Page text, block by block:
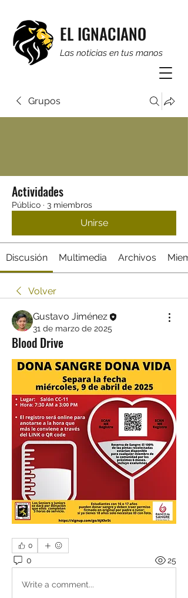
EL IGNACIANO
Las noticias en tus manos
Grupos
Actividades
Público · 3 miembros
Unirse
Discusión Multimedia Archivos
Volver
Gustavo Jiménez
31 de marzo de 2025
Blood Drive
0
0 25
Write a comment...